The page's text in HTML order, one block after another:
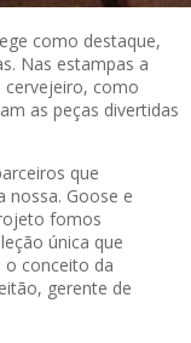
como destaque,
Nas estampas a
cervejeiro, como
as peças divertidas
que
nossa. Goose e
fomos
única que
o conceito da
gerente de